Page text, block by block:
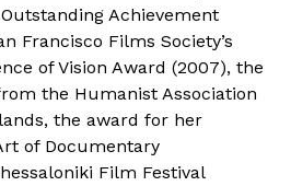
Achievement
Francisco Films Society’s
of Vision Award (2007), the
the Humanist Association
the award for her
of Documentary
Film Festival